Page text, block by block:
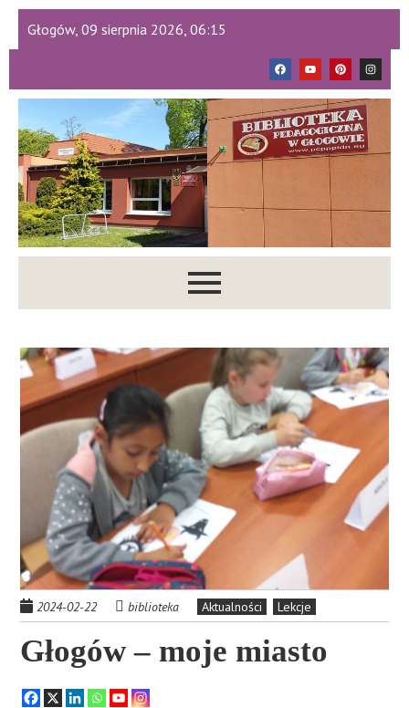
Głogów, 09 sierpnia 2026, 06:15
2024-02-22 biblioteka Aktualności Lekcje
Głogów – moje miasto